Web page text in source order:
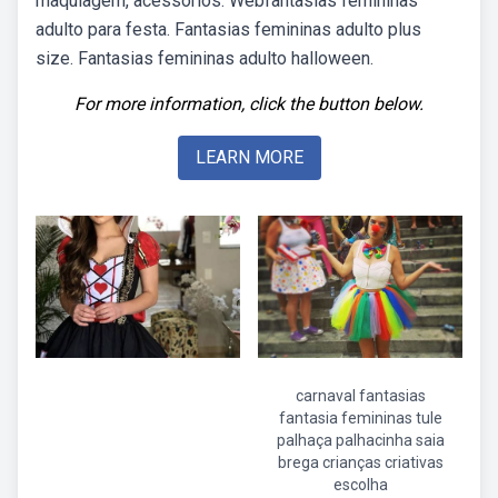
adulto para festa. Fantasias femininas adulto plus
size. Fantasias femininas adulto halloween.
For more information, click the button below.
LEARN MORE
carnaval fantasias
fantasia femininas tule
palhaça palhacinha saia
brega crianças criativas
escolha